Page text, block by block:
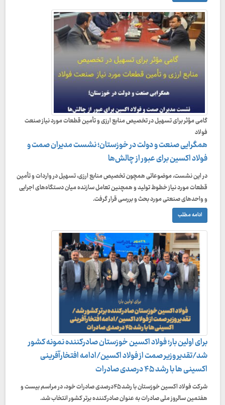
گامی مؤثر برای تسهیل در تخصیص منابع ارزی و تأمین قطعات مورد نیاز صنعت
فولاد
همگرایی صنعت و دولت در خوزستان؛ نشست مدیران صمت و
فولاد اکسین برای عبور از چالش‌ها
در این نشست، موضوعاتی همچون تخصیص منابع ارزی، تسهیل در واردات و تأمین
قطعات مورد نیاز خطوط تولید و همچنین تعامل سازنده میان دستگاه‌های اجرایی
و واحدهای صنعتی مورد بحث و بررسی قرار گرفت.
ادامه مطلب
برای اولین بار؛ فولاد اکسین خوزستان صادرکننده نمونه کشور
شد/تقدیر وزیر صمت از فولاد اکسین/ادامه افتخارآفرینی
اکسینی ها با رشد ۴۵ درصدی صادرات
شرکت فولاد اکسین خوزستان با رشد ۴۵درصدی صادرات خود، در مراسم بیست و
هفتمین سالروز ملی صادرات به عنوان صادرکننده برتر کشور انتخاب شد.